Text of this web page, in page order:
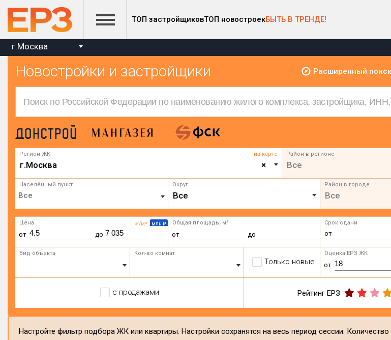
ТОП застройщиковТОП новостроекБЫТЬ В ТРЕНДЕ!
г.Москва
Новостройки и застройщики Расширенный поиск
Регион ЖК на карте
×
г.Москва
Район в регионе
Все
Населённый пункт Округ
Все
Район в городе
Все
₽/м² млн ₽
Цена
от до
Общая площадь, м²
от до
Срок сдачи
от
Вид объекта Кол-во комнат
Только новые
Оценка ЕРЗ ЖК
от
с продажами Рейтинг ЕРЗ
Настройте фильтр подбора ЖК или квартиры. Настройки сохранятся на весь период сессии.